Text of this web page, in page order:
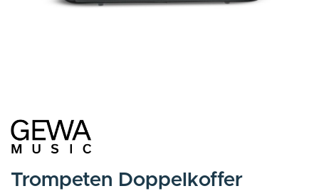
Trompeten Doppelkoffer